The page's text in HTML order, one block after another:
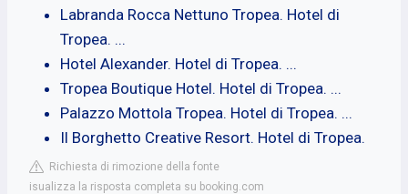
Labranda Rocca Nettuno Tropea. Hotel di
Tropea. ...
Hotel Alexander. Hotel di Tropea. ...
Tropea Boutique Hotel. Hotel di Tropea. ...
Palazzo Mottola Tropea. Hotel di Tropea. ...
Il Borghetto Creative Resort. Hotel di Tropea.
Richiesta di rimozione della fonte
isualizza la risposta completa su booking.com